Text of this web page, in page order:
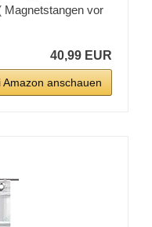
Magnetstangen vor
40,99 EUR
Amazon anschauen